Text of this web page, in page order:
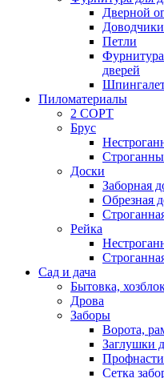
Дверной
Доводчики
Петли
дверей
Пиломатериалы
2 СОРТ
Брус
Доски
Заборная
Обрезная
Рейка
Сад и дача
Бытовка,
Дрова
Заборы
Ворота,
Заглушки
Сетка